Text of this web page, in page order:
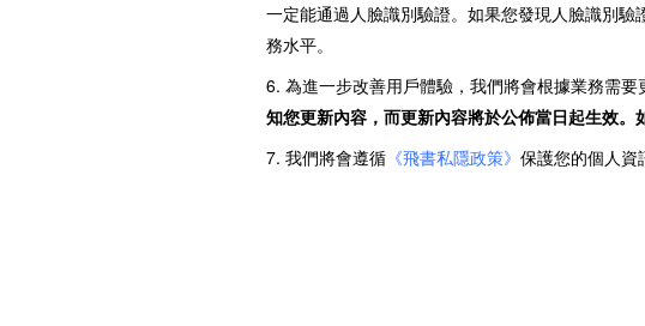
一定能通過人臉識別驗證。如果您發現人臉識別
務水平。
6. 為進一步改善用戶體驗，我們將會根據業務需要
知您更新內容，而更新內容將於公佈當日起生效。
7. 我們將會遵循 《飛書私隱政策》 保護您的個人資